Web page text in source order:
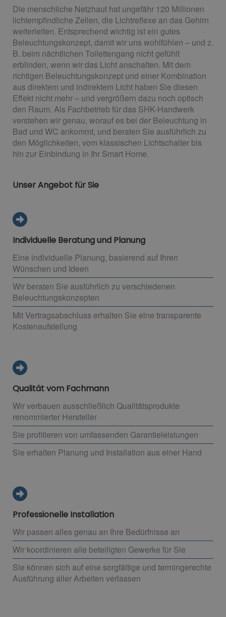
Die menschliche Netzhaut hat ungefähr 120 Millionen
lichtempfindliche Zellen, die Lichtreflexe an das Gehirn
weiterleiten. Entsprechend wichtig ist ein gutes
Beleuchtungskonzept, damit wir uns wohlfühlen – und z.
B. beim nächtlichen Toilettengang nicht gefühlt
erblinden, wenn wir das Licht anschalten. Mit dem
richtigen Beleuchtungskonzept und einer Kombination
aus direktem und indirektem Licht haben Sie diesen
Effekt nicht mehr – und vergrößern dazu noch optisch
den Raum. Als Fachbetrieb für das SHK-Handwerk
verstehen wir genau, worauf es bei der Beleuchtung in
Bad und WC ankommt, und beraten Sie ausführlich zu
den Möglichkeiten, vom klassischen Lichtschalter bis
hin zur Einbindung in Ihr Smart Home.
Unser Angebot für Sie
Individuelle Beratung und Planung
Eine individuelle Planung, basierend auf Ihren
Wünschen und Ideen
Wir beraten Sie ausführlich zu verschiedenen
Beleuchtungskonzepten
Mit Vertragsabschluss erhalten Sie eine transparente
Kostenaufstellung
Qualität vom Fachmann
Wir verbauen ausschließlich Qualitätsprodukte
renommierter Hersteller
Sie profitieren von umfassenden Garantieleistungen
Sie erhalten Planung und Installation aus einer Hand
Professionelle Installation
Wir passen alles genau an Ihre Bedürfnisse an
Wir koordinieren alle beteiligten Gewerke für Sie
Sie können sich auf eine sorgfältige und termingerechte
Ausführung aller Arbeiten verlassen